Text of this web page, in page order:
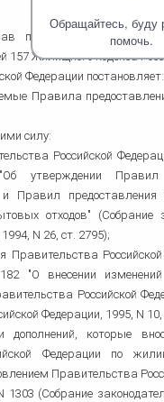
Обращайтесь, буду
помочь.
потребителей
157 Жилищного кодекса
Федерации постановляет:
Правила
силу:
Российской
Правил
Правил предоставления
отходов" (Собрание
N 26, ст. 2795);
Правительства
"О внесении
Российской
Федерации, 1995, N 10,
дополнений, которые
Федерации по
Правительства
1303 (Собрание